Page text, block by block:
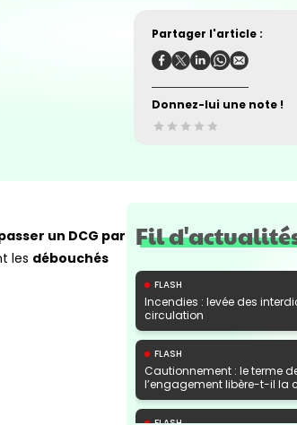
Partager l'article :
Donnez-lui une note !
un DCG par
les débouchés
Fil
FLASH
Incendies : levée des
circulation
FLASH
Cautionnement : le terme
l’engagement libère-t-il la